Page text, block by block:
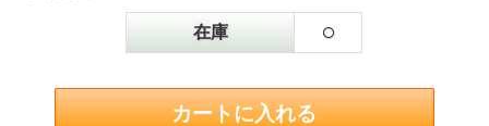
在庫 ○